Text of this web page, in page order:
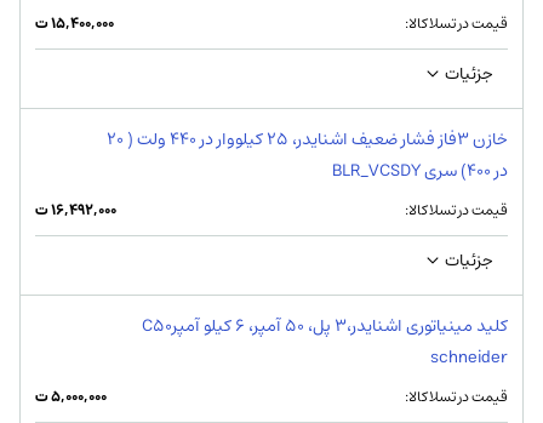
قیمت در تسلاکالا: ۱۵,۴۰۰,۰۰۰ت
جزئیات
خازن 3فاز فشار ضعیف اشنایدر، 25 کیلووار در 440 ولت ( 20
در 400) سری BLR_VCSDY
قیمت در تسلاکالا: ۱۶,۴۹۲,۰۰۰ت
جزئیات
کلید مینیاتوری اشنایدر،3 پل، 50 آمپر، 6 کیلو آمپرC50
schneider
قیمت در تسلاکالا: ۵,۰۰۰,۰۰۰ت